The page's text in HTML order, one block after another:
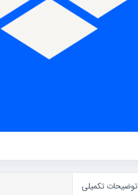
توضیحات تکمیلی